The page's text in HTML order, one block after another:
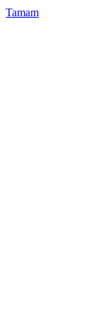
Tamam